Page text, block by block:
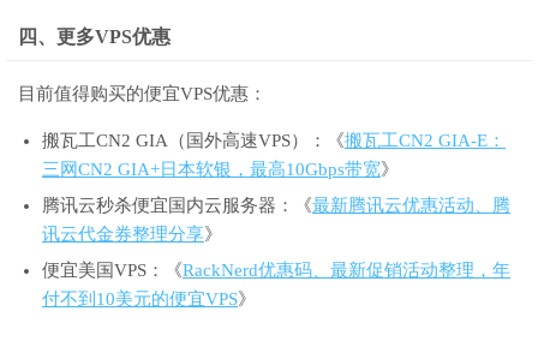
四、更多VPS优惠
目前值得购买的便宜VPS优惠：
搬瓦工CN2 GIA（国外高速VPS）：《搬瓦工CN2 GIA-E：
三网CN2 GIA+日本软银，最高10Gbps带宽》
腾讯云秒杀便宜国内云服务器：《最新腾讯云优惠活动、腾
讯云代金券整理分享》
便宜美国VPS：《RackNerd优惠码、最新促销活动整理，年
付不到10美元的便宜VPS》